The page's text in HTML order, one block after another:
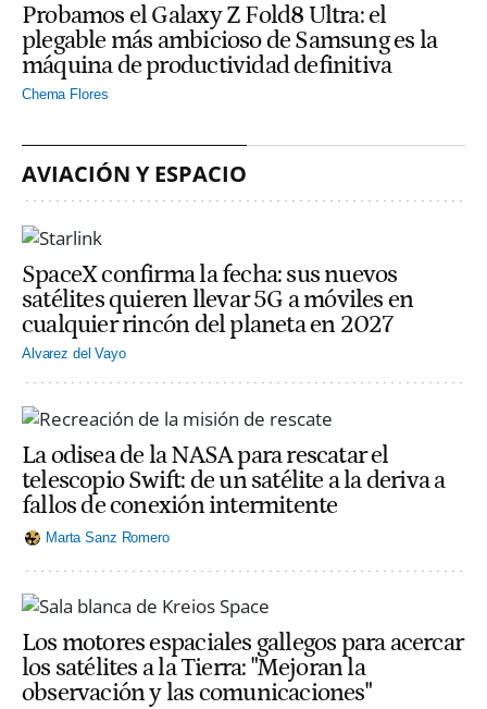
Probamos el Galaxy Z Fold8 Ultra: el
plegable más ambicioso de Samsung es la
máquina de productividad definitiva
Chema Flores
AVIACIÓN Y ESPACIO
SpaceX confirma la fecha: sus nuevos
satélites quieren llevar 5G a móviles en
cualquier rincón del planeta en 2027
Alvarez del Vayo
La odisea de la NASA para rescatar el
telescopio Swift: de un satélite a la deriva a
fallos de conexión intermitente
Marta Sanz Romero
Los motores espaciales gallegos para acercar
los satélites a la Tierra: "Mejoran la
observación y las comunicaciones"